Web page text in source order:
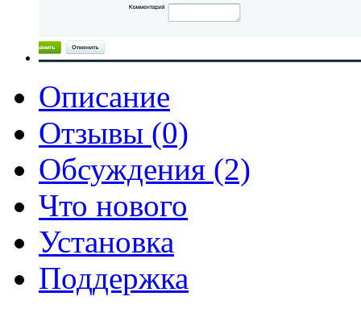
Описание
Отзывы (0)
Обсуждения (2)
Что нового
Установка
Поддержка